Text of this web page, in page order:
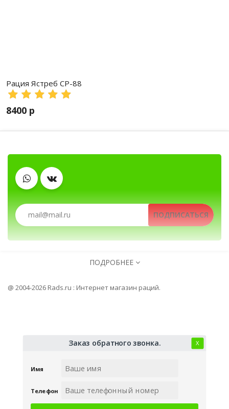
Рация Ястреб СР-88
8400 р
Автомобильные рации, автомобильные
Аккумуляторы Гарнитуры
Зарядные устройства
Рации, радиостанции, рации для
Рации, радиостанции, рации для охоты и
ПОДПИСАТЬСЯ
ПОДРОБНЕЕ
@ 2004-2026 Rads.ru : Интернет магазин раций.
Заказ обратного звонка.
Имя
Телефон
Х